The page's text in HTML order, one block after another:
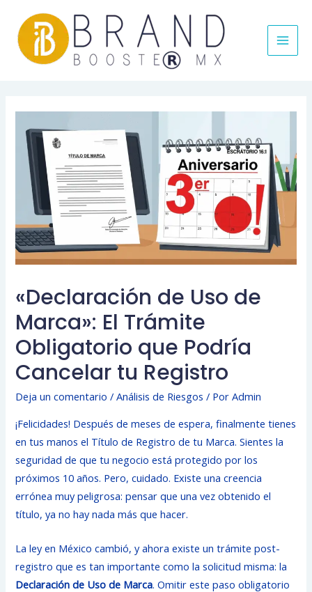
«Declaración de Uso de
Marca»: El Trámite
Obligatorio que Podría
Cancelar tu Registro
Deja un comentario /Análisis de Riesgos / PorAdmin
¡Felicidades! Después de meses de espera, finalmente tienes
en tus manos el Título de Registro de tu Marca. Sientes la
seguridad de que tu negocio está protegido por los
próximos 10 años. Pero, cuidado. Existe una creencia
errónea muy peligrosa: pensar que una vez obtenido el
título, ya no hay nada más que hacer.
La ley en México cambió, y ahora existe un trámite post-
registro que es tan importante como la solicitud misma: la
Declaración de Uso de Marca. Omitir este paso obligatorio